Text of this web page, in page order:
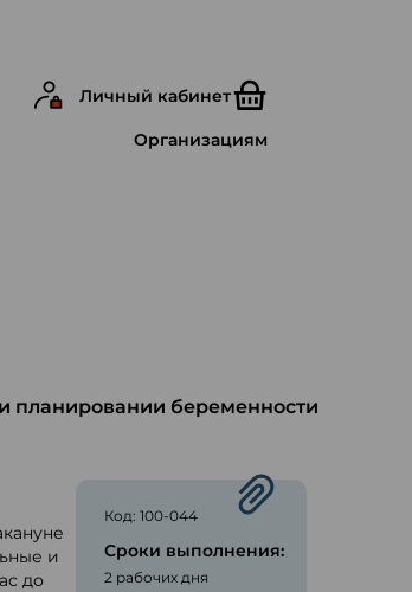
Личный кабинет
Организациям
планировании беременности
и
до
Код: 100-044
Сроки выполнения:
2 рабочих дня